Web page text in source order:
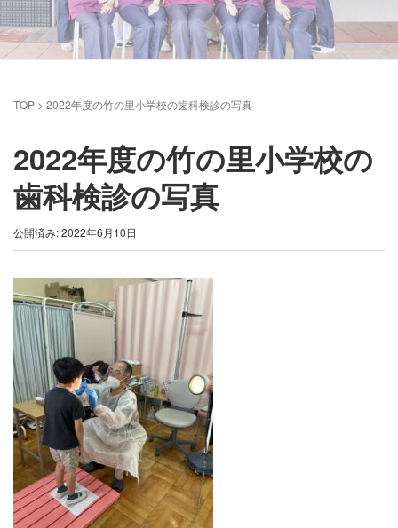
TOP > 2022年度の竹の里小学校の歯科検診の写真
2022年度の竹の里小学校の
歯科検診の写真
公開済み: 2022年6月10日